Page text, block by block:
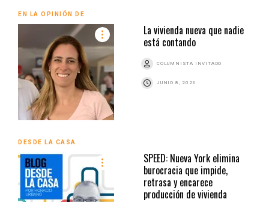
EN LA OPINIÓN DE
La vivienda nueva que nadie
está contando
COLUMNISTA INVITADO
JUNIO 8, 2026
DESDE LA CASA
SPEED: Nueva York elimina
burocracia que impide,
retrasa y encarece
producción de vivienda